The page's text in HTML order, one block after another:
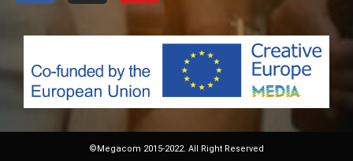
©Megacom 2015-2022. All Right Reserved